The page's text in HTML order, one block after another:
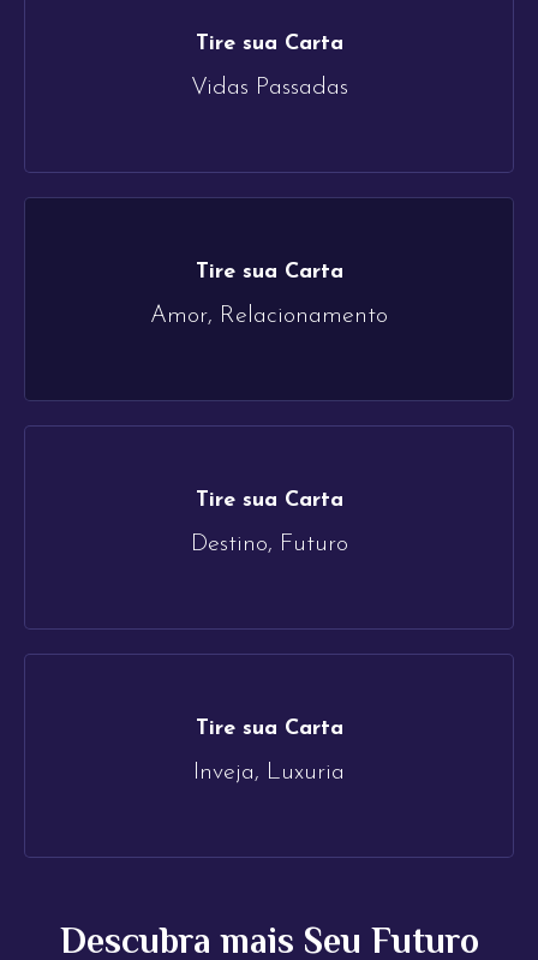
Tire sua Carta
Vidas Passadas
Tire sua Carta
Amor, Relacionamento
Tire sua Carta
Destino, Futuro
Tire sua Carta
Inveja, Luxuria
Descubra mais Seu Futuro